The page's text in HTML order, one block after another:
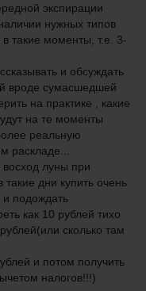
экспирации
нужных типов
такие моменты, т.е. 3-
и обсуждать
вроде сумасшедшей
на практике , какие
на те моменты
реальную
раскладе...
восход луны при
дни купить очень
подождать
как 10 рублей тихо
сколько там
и потом получить
налогов!!!)